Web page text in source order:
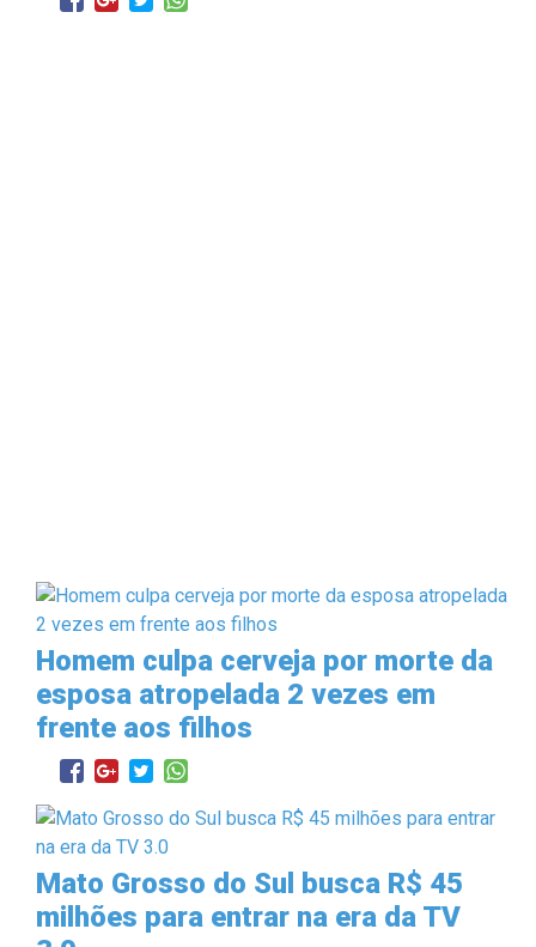
Homem culpa cerveja por morte da
esposa atropelada 2 vezes em
frente aos filhos
Mato Grosso do Sul busca R$ 45
milhões para entrar na era da TV